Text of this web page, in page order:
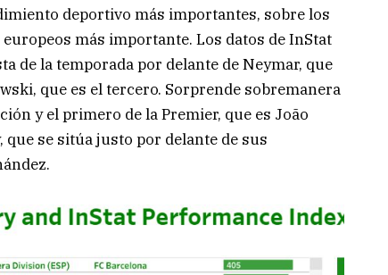
deportivo más importantes, sobre los
más importante. Los datos de InStat
de la temporada por delante de Neymar, que
que es el tercero. Sorprende sobremanera
y el primero de la Premier, que es João
que se sitúa justo por delante de sus